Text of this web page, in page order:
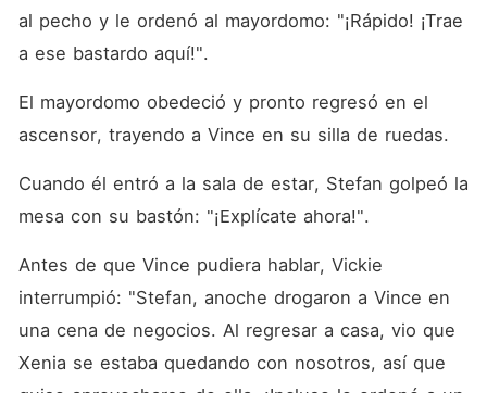
al pecho y le ordenó al mayordomo: "¡Rápido! ¡Trae
a ese bastardo aquí!".
El mayordomo obedeció y pronto regresó en el
ascensor, trayendo a Vince en su silla de ruedas.
Cuando él entró a la sala de estar, Stefan golpeó la
mesa con su bastón: "¡Explícate ahora!".
Antes de que Vince pudiera hablar, Vickie
interrumpió: "Stefan, anoche drogaron a Vince en
una cena de negocios. Al regresar a casa, vio que
Xenia se estaba quedando con nosotros, así que